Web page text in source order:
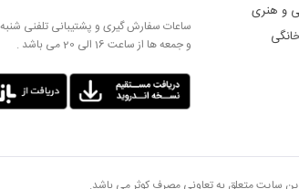
و هنری
ساعات سفارش گیری و پشتیبانی تلفنی شنبه تا
و جمعه ها از ساعت 16 الی 20 می باشد .
این سایت متعلق به تعاونی مصرف کوثر می باشد.